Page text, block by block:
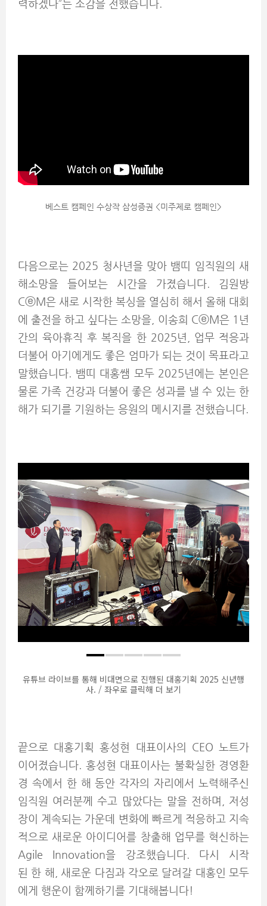
력하겠다”는 소감을 전했습니다.
베스트 캠페인 수상작 삼성증권 <미주제로 캠페인>
다음으로는 2025 청사년을 맞아 뱀띠 임직원의 새
해소망을 들어보는 시간을 가졌습니다. 김원방
CⓔM은 새로 시작한 복싱을 열심히 해서 올해 대회
에 출전을 하고 싶다는 소망을, 이송희 CⓔM은1년
간의 육아휴직 후 복직을 한 2025년, 업무 적응과
더불어 아기에게도 좋은 엄마가 되는 것이 목표라고
말했습니다. 뱀띠 대홍쌤 모두2025년에는 본인은
물론 가족 건강과 더불어 좋은 성과를 낼 수 있는 한
해가 되기를 기원하는 응원의 메시지를 전했습니다.
유튜브 라이브를 통해 비대면으로 진행된 대홍기획 2025 신년행
사. / 좌우로 클릭해 더 보기
끝으로 대홍기획 홍성현 대표이사의 CEO 노트가
이어졌습니다. 홍성현 대표이사는 불확실한 경영환
경 속에서 한 해 동안 각자의 자리에서 노력해주신
임직원 여러분께 수고 많았다는 말을 전하며, 저성
장이 계속되는 가운데 변화에 빠르게 적응하고 지속
적으로 새로운 아이디어를 창출해 업무를 혁신하는
Agile Innovation을 강조했습니다. 다시 시작
된 한 해, 새로운 다짐과 각오로 달려갈 대홍인 모두
에게 행운이 함께하기를 기대해봅니다!